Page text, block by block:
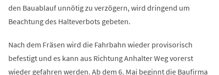
den Bauablauf unnötig zu verzögern, wird dringend um
Beachtung des Halteverbots gebeten.
Nach dem Fräsen wird die Fahrbahn wieder provisorisch
befestigt und es kann aus Richtung Anhalter Weg vorerst
wieder gefahren werden. Ab dem 6. Mai beginnt die Baufirma